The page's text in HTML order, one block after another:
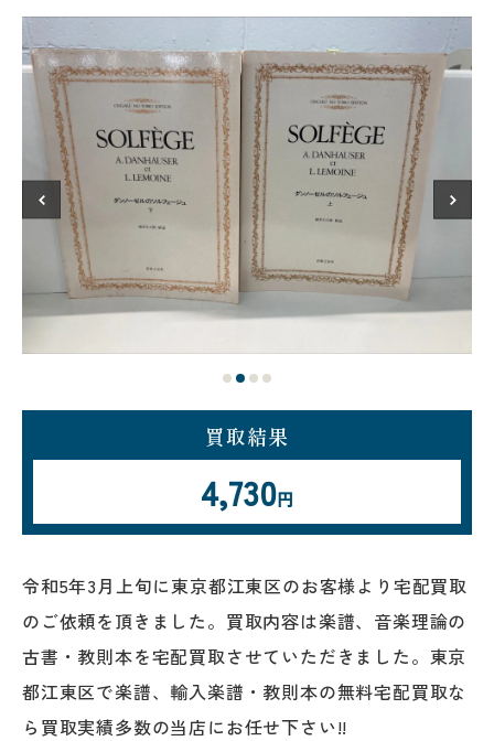
買取結果
4,730円
令和5年3月上旬に東京都江東区のお客様より宅配買取
のご依頼を頂きました。買取内容は楽譜、音楽理論の
古書・教則本を宅配買取させていただきました。東京
都江東区で楽譜、輸入楽譜・教則本の無料宅配買取な
ら買取実績多数の当店にお任せ下さい!!